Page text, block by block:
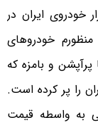
خودروی ایران در
خودروهای
و بامزه که
را پر کرده است.
به واسطه قیمت